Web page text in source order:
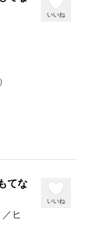
いいね
てな
ヒ
いいね